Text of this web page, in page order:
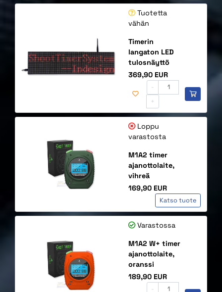
Tuotetta
vähän
Timerin
langaton LED
tulosnäyttö
Hinta
369,90 EUR
-
+
Loppu
varastosta
M1A2 timer
ajanottolaite,
vihreä
Hinta
169,90 EUR
Katso tuote
Varastossa
M1A2 W+ timer
ajanottolaite,
oranssi
Hinta
189,90 EUR
-